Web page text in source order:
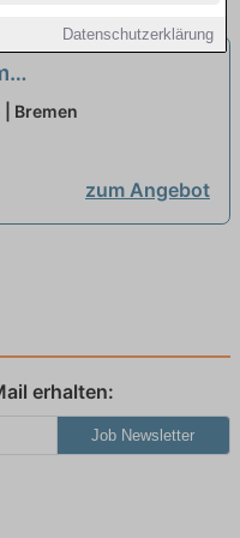
Datenschutzerklärung
(w/m/d),
Bremen
zum Angebot
erhalten:
Job Newsletter